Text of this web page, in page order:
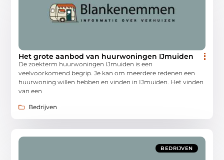
Het grote aanbod van huurwoningen IJmuiden
De zoekterm huurwoningen IJmuiden is een
veelvoorkomend begrip. Je kan om meerdere redenen een
huurwoning willen hebben en vinden in IJmuiden. Het vinden
van een
Bedrijven
BEDRIJVEN